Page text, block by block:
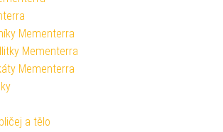
Mementerra
Mementerra
Mementerra
a tělo